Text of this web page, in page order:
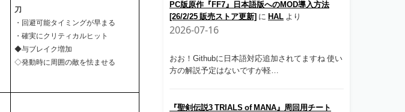
刀
・回避可能タイミングが早まる
・確実にクリティカルヒット
◆与ブレイク増加
◇発動時に周囲の敵を怯ませる
PC版原作『FF7』日本語版へのMOD導入方法
[26/2/25 販売ストア更新] に HAL より
2026-07-16
おお！Githubに日本語対応追加されてますね 使い
方の解説予定はないですが軽…
『聖剣伝説3 TRIALS of MANA』周回用チート